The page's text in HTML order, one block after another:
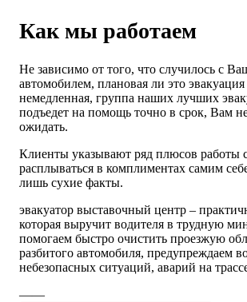
Как мы работаем
Не зависимо от того, что случилось с
автомобилем, плановая ли это
немедленная, группа наших лучших
подъедет на помощь точно в срок, Вам
ожидать.
Клиенты указывают ряд плюсов работы
расплываться в комплиментах самим
лишь сухие факты.
эвакуатор выставочный центр –
которая выручит водителя в трудную
помогаем быстро очистить проезжую
разбитого автомобиля, предупреждаем
небезопасных ситуаций, аварий на
——